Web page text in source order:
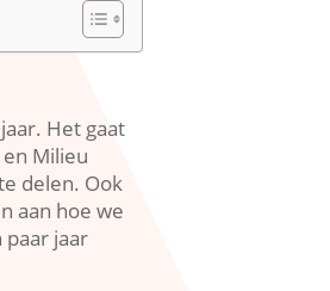
Het gaat
Milieu
delen.​ Ook
aan hoe we
jaar